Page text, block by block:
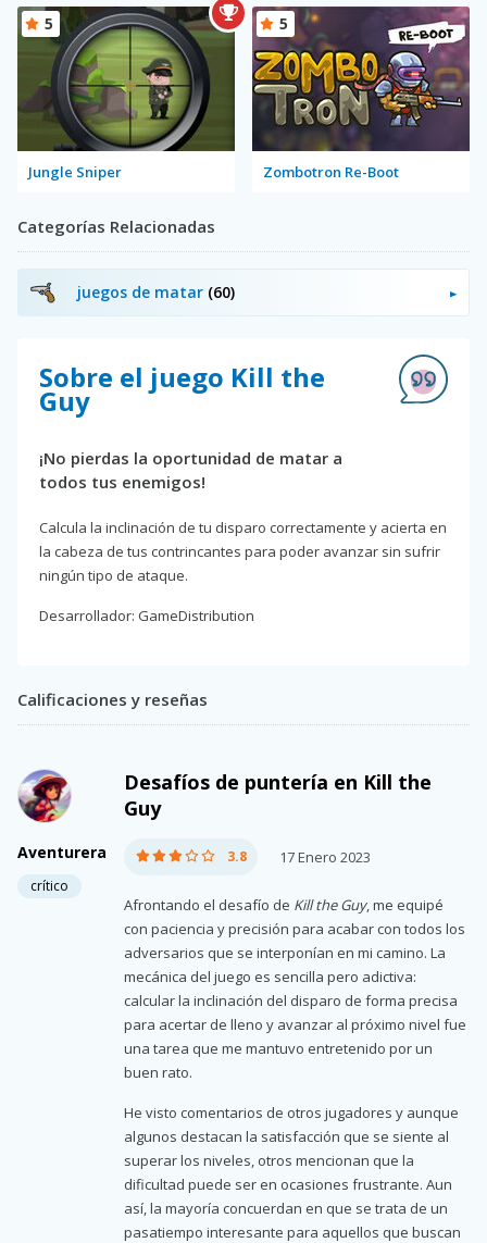
Jungle Sniper
5
Zombotron Re-Boot
5
Categorías Relacionadas
juegos de matar (60)
Sobre el juego Kill the
Guy
¡No pierdas la oportunidad de matar a
todos tus enemigos!
Calcula la inclinación de tu disparo correctamente y acierta en
la cabeza de tus contrincantes para poder avanzar sin sufrir
ningún tipo de ataque.
Desarrollador: GameDistribution
Calificaciones y reseñas
Aventurera
crítico
Desafíos de puntería en Kill the
Guy
3.8 17 Enero 2023
Afrontando el desafío de Kill the Guy, me equipé
con paciencia y precisión para acabar con todos los
adversarios que se interponían en mi camino. La
mecánica del juego es sencilla pero adictiva:
calcular la inclinación del disparo de forma precisa
para acertar de lleno y avanzar al próximo nivel fue
una tarea que me mantuvo entretenido por un
buen rato.
He visto comentarios de otros jugadores y aunque
algunos destacan la satisfacción que se siente al
superar los niveles, otros mencionan que la
dificultad puede ser en ocasiones frustrante. Aun
así, la mayoría concuerdan en que se trata de un
pasatiempo interesante para aquellos que buscan